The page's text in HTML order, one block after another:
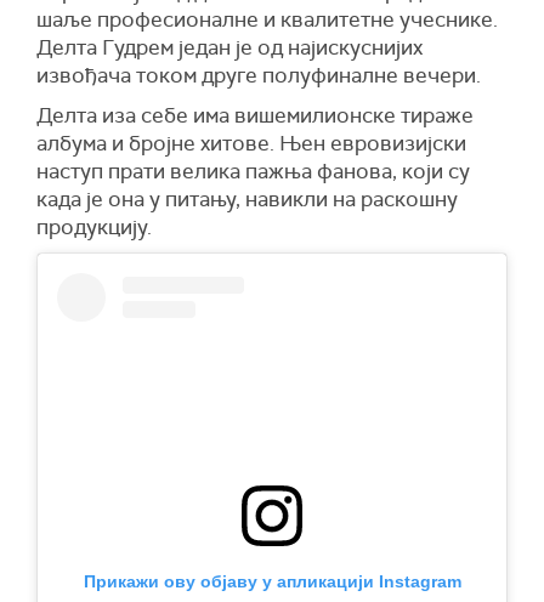
шаље професионалне и квалитетне учеснике.
Делта Гудрем један је од најискуснијих
извођача током друге полуфиналне вечери.
Делта иза себе има вишемилионске тираже
албума и бројне хитове. Њен евровизијски
наступ прати велика пажња фанова, који су
када је она у питању, навикли на раскошну
продукцију.
Прикажи ову објаву у апликацији Instagram